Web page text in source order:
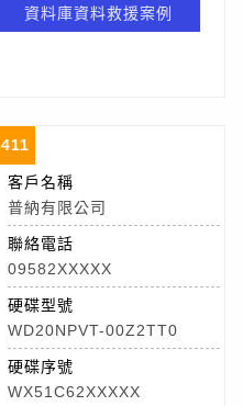
資料庫資料救援案例
411
客戶名稱
普納有限公司
聯絡電話
09582XXXXX
硬碟型號
WD20NPVT-00Z2TT0
硬碟序號
WX51C62XXXXX